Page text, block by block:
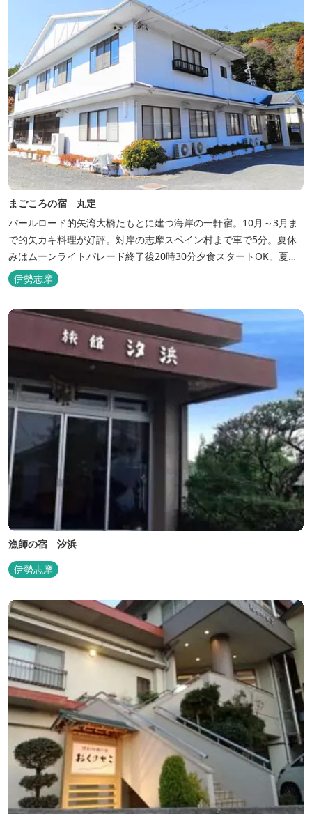
まごころの宿 丸定
パールロード的矢湾大橋たもとに建つ海岸の一軒宿。10月～3月ま
で的矢カキ料理が好評。対岸の志摩スペイン村まで車で5分。夏休
みはムーンライトパレード終了後20時30分夕食スタートOK。夏ガ
キ6月～8月も好評。
伊勢志摩
漁師の宿 汐浜
伊勢志摩